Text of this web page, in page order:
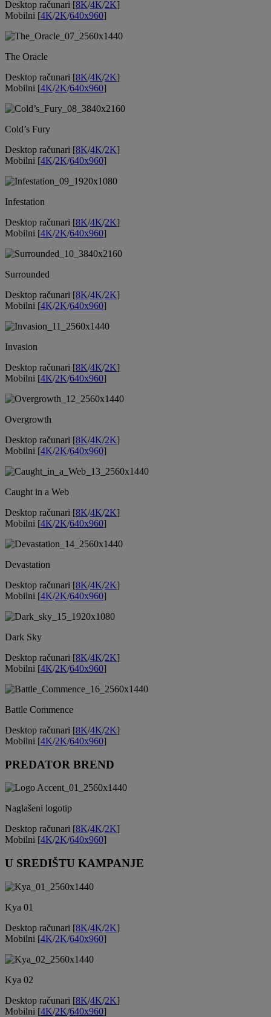
Desktop računari [8K/4K/2K]
Mobilni [4K/2K/640x960]
The Oracle
Desktop računari [8K/4K/2K]
Mobilni [4K/2K/640x960]
Cold’s Fury
Desktop računari [8K/4K/2K]
Mobilni [4K/2K/640x960]
Infestation
Desktop računari [8K/4K/2K]
Mobilni [4K/2K/640x960]
Surrounded
Desktop računari [8K/4K/2K]
Mobilni [4K/2K/640x960]
Invasion
Desktop računari [8K/4K/2K]
Mobilni [4K/2K/640x960]
Overgrowth
Desktop računari [8K/4K/2K]
Mobilni [4K/2K/640x960]
Caught in a Web
Desktop računari [8K/4K/2K]
Mobilni [4K/2K/640x960]
Devastation
Desktop računari [8K/4K/2K]
Mobilni [4K/2K/640x960]
Dark Sky
Desktop računari [8K/4K/2K]
Mobilni [4K/2K/640x960]
Battle Commence
Desktop računari [8K/4K/2K]
Mobilni [4K/2K/640x960]
PREDATOR BREND
Naglašeni logotip
Desktop računari [8K/4K/2K]
Mobilni [4K/2K/640x960]
U SREDIŠTU KAMPANJE
Kya 01
Desktop računari [8K/4K/2K]
Mobilni [4K/2K/640x960]
Kya 02
Desktop računari [8K/4K/2K]
Mobilni [4K/2K/640x960]